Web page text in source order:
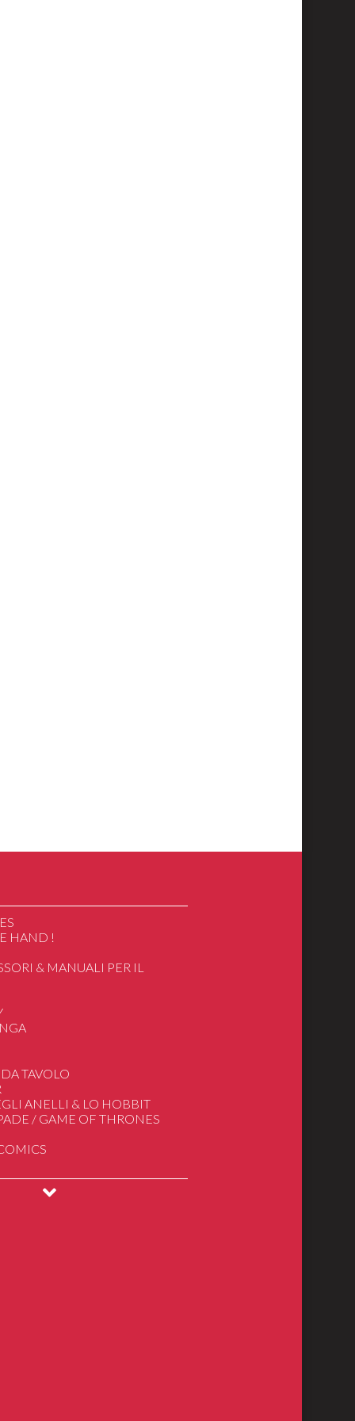
HAND !
& MANUALI PER IL
TAVOLO
ANELLI & LO HOBBIT
/ GAME OF THRONES